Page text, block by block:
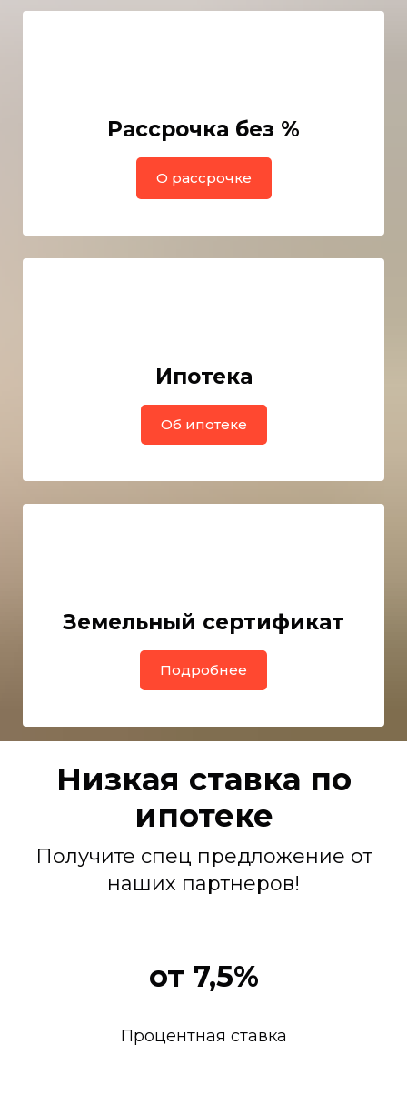
Рассрочка без %
О рассрочке
Ипотека
Об ипотеке
Земельный сертификат
Подробнее
Низкая ставка по
ипотеке
Получите спец предложение от
наших партнеров!
от 7,5%
Процентная ставка